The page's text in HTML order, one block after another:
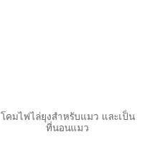
โคมไฟไล่ยุงสำหรับแมว และเป็น
ที่นอนแมว